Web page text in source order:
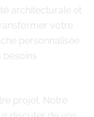
architecturale et
votre
personnalisée
besoins
projet. Notre